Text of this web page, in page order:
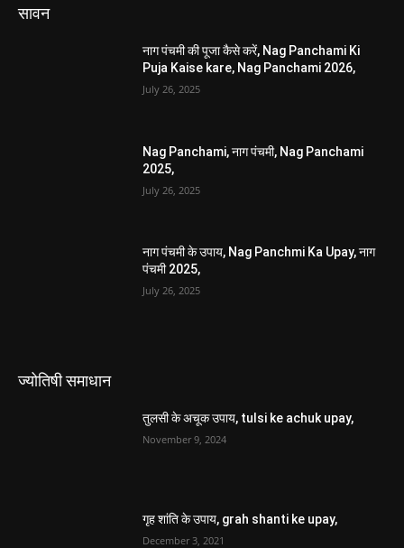
सावन
नाग पंचमी की पूजा कैसे करें, Nag Panchami Ki
Puja Kaise kare, Nag Panchami 2026,
July 26, 2025
Nag Panchami, नाग पंचमी, Nag Panchami
2025,
July 26, 2025
नाग पंचमी के उपाय, Nag Panchmi Ka Upay, नाग
पंचमी 2025,
July 26, 2025
ज्योतिषी समाधान
तुलसी के अचूक उपाय, tulsi ke achuk upay,
November 9, 2024
गृह शांति के उपाय, grah shanti ke upay,
December 3, 2021